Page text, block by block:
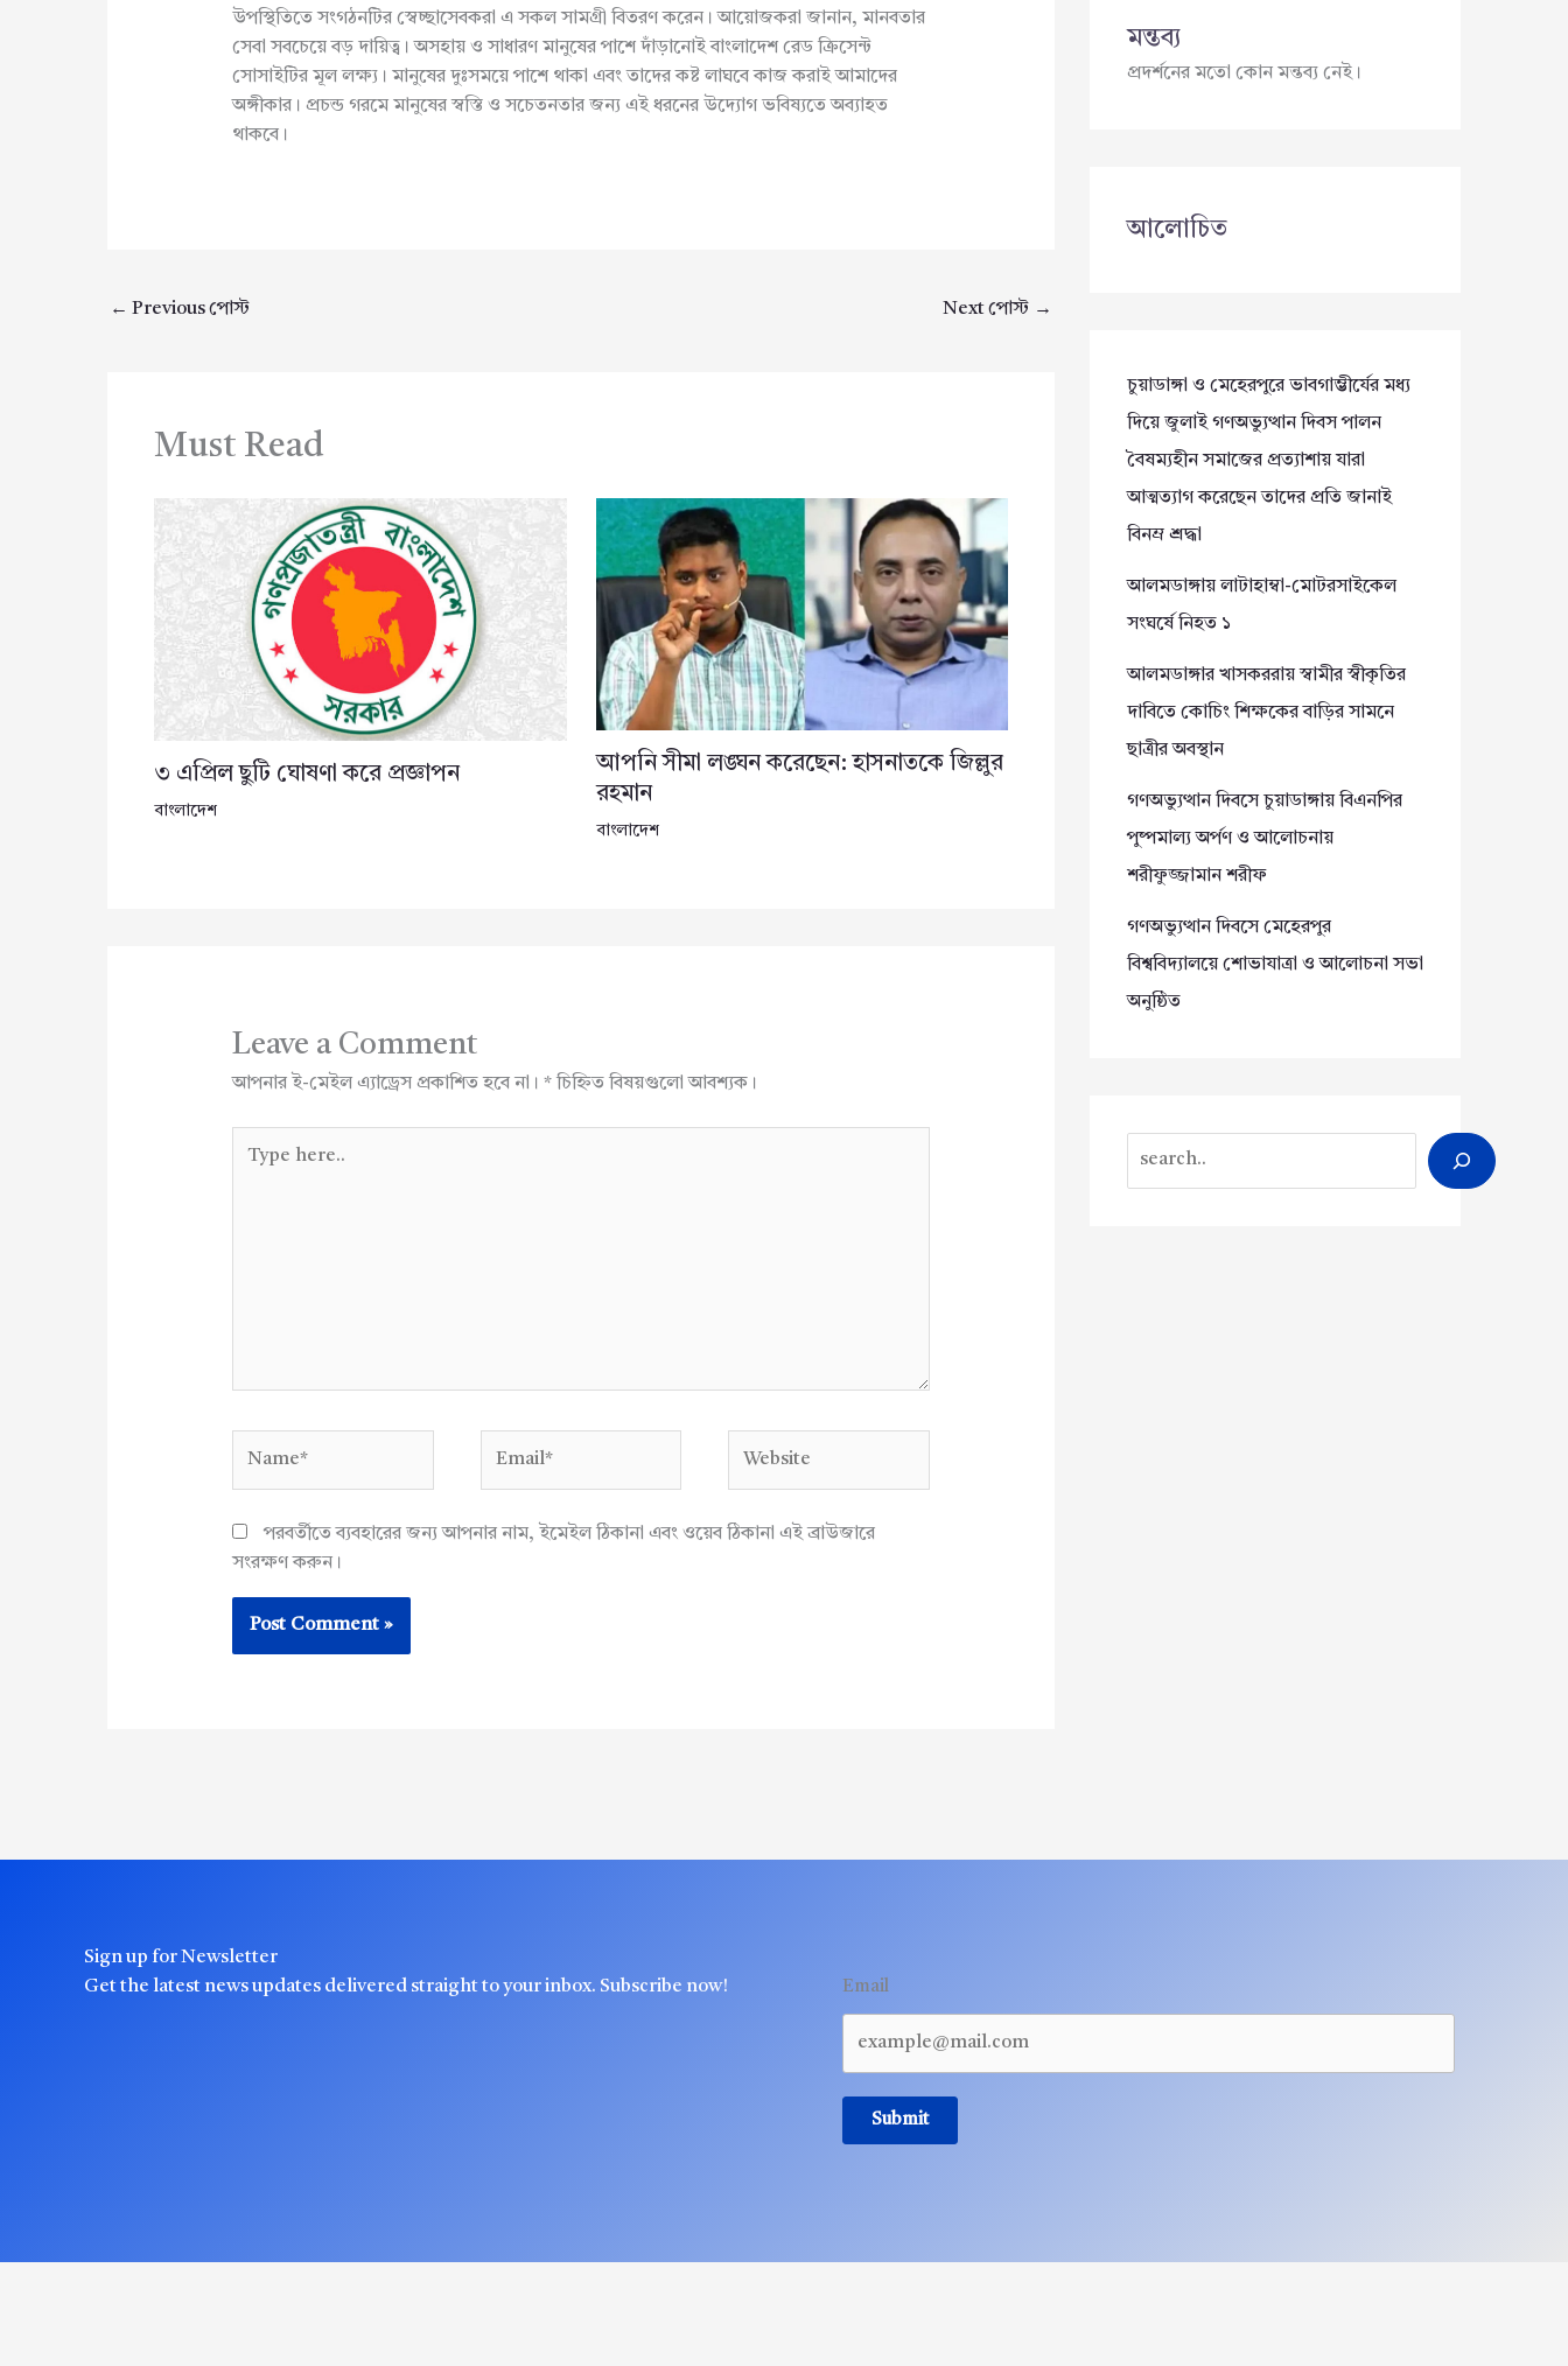
উপস্থিতিতে সংগঠনটির স্বেচ্ছাসেবকরা এ সকল সামগ্রী বিতরণ করেন। আয়োজকরা জানান, মানবতার
সেবা সবচেয়ে বড় দায়িত্ব। অসহায় ও সাধারণ মানুষের পাশে দাঁড়ানোই বাংলাদেশ রেড ক্রিসেন্ট
সোসাইটির মূল লক্ষ্য। মানুষের দুঃসময়ে পাশে থাকা এবং তাদের কষ্ট লাঘবে কাজ করাই আমাদের
অঙ্গীকার। প্রচন্ড গরমে মানুষের স্বস্তি ও সচেতনতার জন্য এই ধরনের উদ্যোগ ভবিষ্যতে অব্যাহত
থাকবে।
← Previous পোস্ট Next পোস্ট →
Must Read
৩ এপ্রিল ছুটি ঘোষণা করে প্রজ্ঞাপন
বাংলাদেশ
আপনি সীমা লঙ্ঘন করেছেন: হাসনাতকে জিল্লুর
রহমান
বাংলাদেশ
Leave a Comment
আপনার ই-মেইল এ্যাড্রেস প্রকাশিত হবে না। *চিহ্নিত বিষয়গুলো আবশ্যক।
here..
পরবর্তীতে ব্যবহারের জন্য আপনার নাম, ইমেইল ঠিকানা এবং ওয়েব ঠিকানা এই ব্রাউজারে
সংরক্ষণ করুন।
মন্তব্য
প্রদর্শনের মতো কোন মন্তব্য নেই।
আলোচিত
চুয়াডাঙ্গা ও মেহেরপুরে ভাবগাম্ভীর্যের মধ্য
দিয়ে জুলাই গণঅভ্যুত্থান দিবস পালন
বৈষম্যহীন সমাজের প্রত্যাশায় যারা
আত্মত্যাগ করেছেন তাদের প্রতি জানাই
বিনম্র শ্রদ্ধা
আলমডাঙ্গায় লাটাহাম্বা-মোটরসাইকেল
সংঘর্ষে নিহত ১
আলমডাঙ্গার খাসকররায় স্বামীর স্বীকৃতির
দাবিতে কোচিং শিক্ষকের বাড়ির সামনে
ছাত্রীর অবস্থান
গণঅভ্যুত্থান দিবসে চুয়াডাঙ্গায় বিএনপির
পুষ্পমাল্য অর্পণ ও আলোচনায়
শরীফুজ্জামান শরীফ
গণঅভ্যুত্থান দিবসে মেহেরপুর
বিশ্ববিদ্যালয়ে শোভাযাত্রা ও আলোচনা সভা
অনুষ্ঠিত
Sign up for Newsletter
Get the latest news updates delivered straight to your inbox. Subscribe now!
Email
Submit